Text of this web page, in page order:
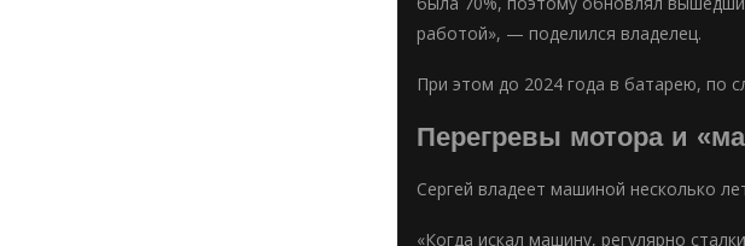
работой», — поделился владелец.
При этом до 2024 года в батарею, по
Перегревы мотора и
Сергей владеет машиной несколько
«Когда искал машину, регулярно